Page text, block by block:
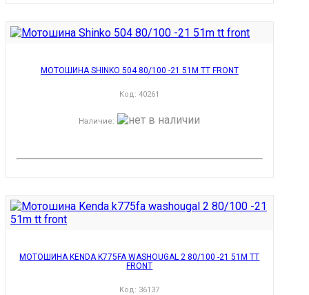
МОТОШИНА SHINKO 504 80/100 -21 51M TT FRONT
Код:40261
Наличие:
МОТОШИНА KENDA K775FA WASHOUGAL 2 80/100 -21 51M TT
FRONT
Код: 36137